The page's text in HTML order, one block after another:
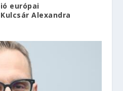
európai
Alexandra